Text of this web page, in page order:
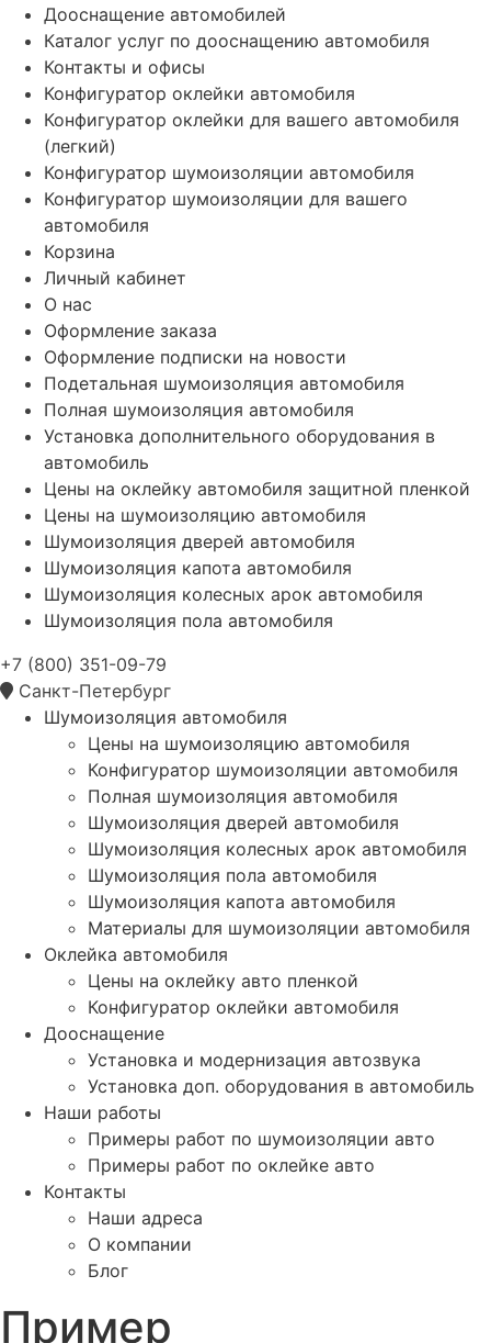
Дооснащение автомобилей
Каталог услуг по дооснащению автомобиля
Контакты и офисы
Конфигуратор оклейки автомобиля
Конфигуратор оклейки для вашего автомобиля
(легкий)
Конфигуратор шумоизоляции автомобиля
Конфигуратор шумоизоляции для вашего
автомобиля
Корзина
Личный кабинет
О нас
Оформление заказа
Оформление подписки на новости
Подетальная шумоизоляция автомобиля
Полная шумоизоляция автомобиля
Установка дополнительного оборудования в
автомобиль
Цены на оклейку автомобиля защитной пленкой
Цены на шумоизоляцию автомобиля
Шумоизоляция дверей автомобиля
Шумоизоляция капота автомобиля
Шумоизоляция колесных арок автомобиля
Шумоизоляция пола автомобиля
+7 (800) 351-09-79
Санкт-Петербург
Шумоизоляция автомобиля
Цены на шумоизоляцию автомобиля
Конфигуратор шумоизоляции автомобиля
Полная шумоизоляция автомобиля
Шумоизоляция дверей автомобиля
Шумоизоляция колесных арок автомобиля
Шумоизоляция пола автомобиля
Шумоизоляция капота автомобиля
Материалы для шумоизоляции автомобиля
Оклейка автомобиля
Цены на оклейку авто пленкой
Конфигуратор оклейки автомобиля
Дооснащение
Установка и модернизация автозвука
Установка доп. оборудования в автомобиль
Наши работы
Примеры работ по шумоизоляции авто
Примеры работ по оклейке авто
Контакты
Наши адреса
О компании
Блог
Пример